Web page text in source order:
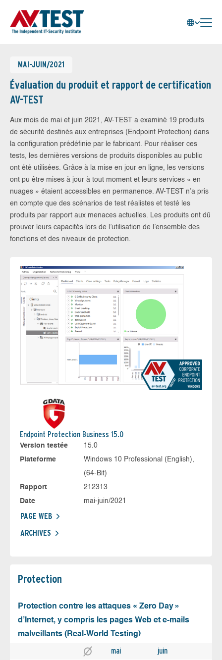
MAI-JUIN/2021
Évaluation du produit et rapport de certification
AV-TEST
Aux mois de mai et juin 2021, AV-TEST a examiné 19 produits
de sécurité destinés aux entreprises (Endpoint Protection) dans
la configuration prédéfinie par le fabricant. Pour réaliser ces
tests, les dernières versions de produits disponibles au public
ont été utilisées. Grâce à la mise en jour en ligne, les versions
ont pu être mises à jour à tout moment et leurs services « en
nuages » étaient accessibles en permanence. AV-TEST n’a pris
en compte que des scénarios de test réalistes et testé les
produits par rapport aux menaces actuelles. Les produits ont dû
prouver leurs capacités lors de l’utilisation de l’ensemble des
fonctions et des niveaux de protection.
Endpoint Protection Business 15.0
Version testée
15.0
Plateforme
Windows 10 Professional (English),
(64-Bit)
Rapport
212313
Date
mai-juin/2021
PAGE WEB
ARCHIVES
Protection
Protection contre les attaques « Zero Day »
d’Internet, y compris les pages Web et e-mails
malveillants (Real-World Testing)
mai juin